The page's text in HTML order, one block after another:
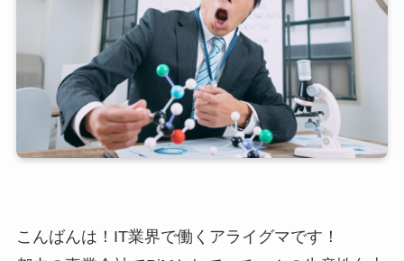
こんばんは！IT業界で働くアライグマです！